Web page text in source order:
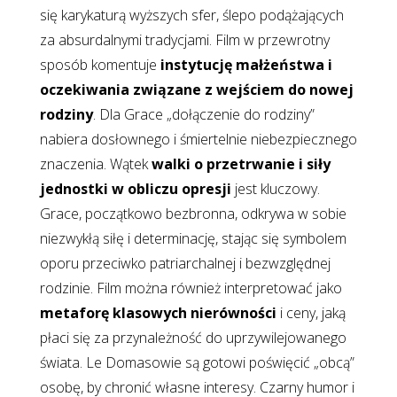
się karykaturą wyższych sfer, ślepo podążających
za absurdalnymi tradycjami. Film w przewrotny
sposób komentuje instytucję małżeństwa i
oczekiwania związane z wejściem do nowej
rodziny. Dla Grace „dołączenie do rodziny”
nabiera dosłownego i śmiertelnie niebezpiecznego
znaczenia. Wątekwalki o przetrwanie i siły
jednostki w obliczu opresji jest kluczowy.
Grace, początkowo bezbronna, odkrywa w sobie
niezwykłą siłę i determinację, stając się symbolem
oporu przeciwko patriarchalnej i bezwzględnej
rodzinie. Film można również interpretować jako
metaforę klasowych nierówności i ceny, jaką
płaci się za przynależność do uprzywilejowanego
świata. Le Domasowie są gotowi poświęcić „obcą”
osobę, by chronić własne interesy. Czarny humor i